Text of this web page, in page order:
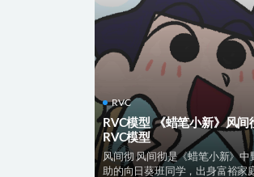
RVC
RVC模型 《蜡笔小新》风间
RVC模型
风间彻 风间彻是《蜡笔小新》中
助的向日葵班同学，出身富裕家